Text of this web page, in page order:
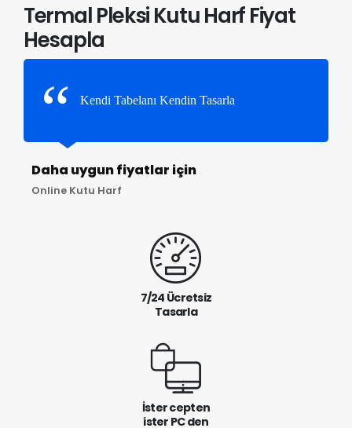
Termal Pleksi Kutu Harf Fiyat
Hesapla
Kendi Tabelanı Kendin Tasarla
Daha uygun fiyatlar için
Online Kutu Harf
7/24 Ücretsiz
Tasarla
İster cepten
ister PC den